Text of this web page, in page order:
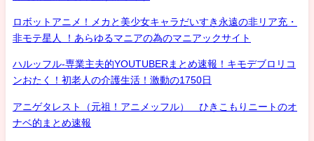
ロボットアニメ！メカと美少女キャラだいすき永遠の非リア充・
非モテ星人 ！あらゆるマニアの為のマニアックサイト
ハルッフル-専業主夫的YOUTUBERまとめ速報！キモデブロリコ
ンおたく！初老人の介護生活！激動の1750日
アニゲタレスト（元祖！アニメッフル） ひきこもりニートのオ
ナベ的まとめ速報